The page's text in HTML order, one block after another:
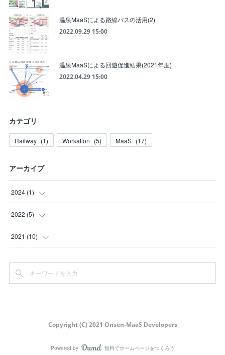
温泉MaaSによる路線バスの活用(2)
2022.09.29 15:00
温泉MaaSによる回遊促進結果(2021年度)
2022.04.29 15:00
カテゴリ
Railway (1) Workation (5) MaaS (17)
アーカイブ
2024 (1)
( )
2022 (5)
(1
(
2021 (10)
(
Copyright (C) 2021 Onsen-MaaS Developers
Powered by AmebaOwnd
無料でホームページをつくろう